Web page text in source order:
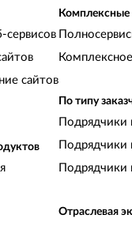
сервисов
сайтов
Комплексные
По типу
Подрядчики
Подрядчики
Подрядчики
Отраслевая